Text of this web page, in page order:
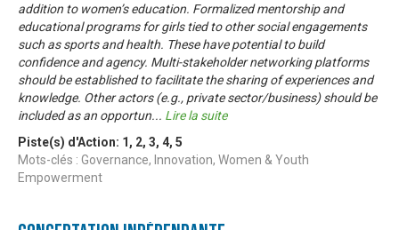
addition to women’s education. Formalized mentorship and
educational programs for girls tied to other social engagements
such as sports and health. These have potential to build
confidence and agency. Multi-stakeholder networking platforms
should be established to facilitate the sharing of experiences and
knowledge. Other actors (e.g., private sector/business) should be
included as an opportun... Lire la suite
Piste(s) d'Action: 1 , 2, 3, 4, 5
Mots-clés : Governance, Innovation, Women & Youth
Empowerment